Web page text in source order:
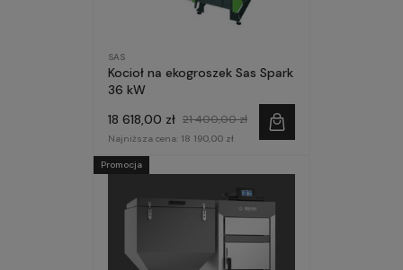
SAS
Kocioł na ekogroszek Sas Spark
36 kW
18 618,00 zł 21 400,00 zł
Najniższa cena: 18 190,00 zł
Promocja